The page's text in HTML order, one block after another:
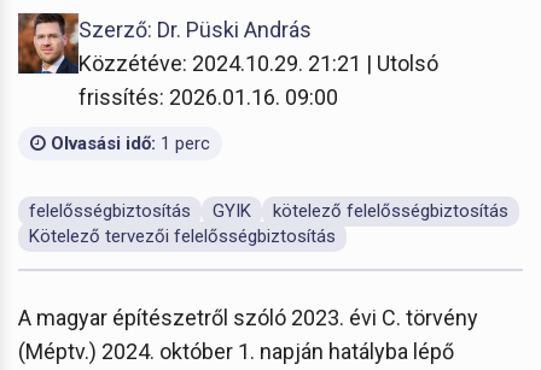
Szerző: Dr. Püski András
Közzétéve: 2024.10.29. 21:21 | Utolsó
frissítés: 2026.01.16. 09:00
Olvasási idő: 1 perc
felelősségbiztosítás GYIK
kötelező felelősségbiztosítás
Kötelező tervezői felelősségbiztosítás
A magyar építészetről szóló 2023. évi C. törvény
(Méptv.) 2024. október 1. napján hatályba lépő